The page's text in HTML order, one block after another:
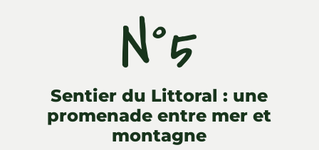
N°5
Sentier du Littoral : une
promenade entre mer et
montagne